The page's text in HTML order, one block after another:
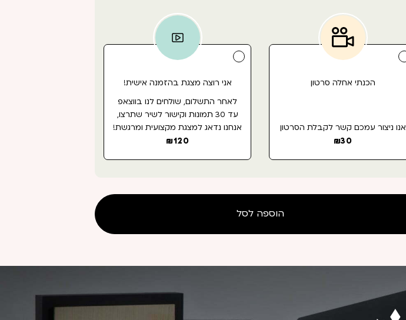
הכנתי אחלה סרטון
אנו ניצור עמכם קשר לקבלת הסרטון
₪30
אני רוצה מצגת בהזמנה אישית!
לאחר התשלום, שולחים לנו בווצאפ
עד 30 תמונות וקישור לשיר שתרצו,
אנחנו נדאג למצגת מקצועית ומרגשת!
₪120
הוספה לסל